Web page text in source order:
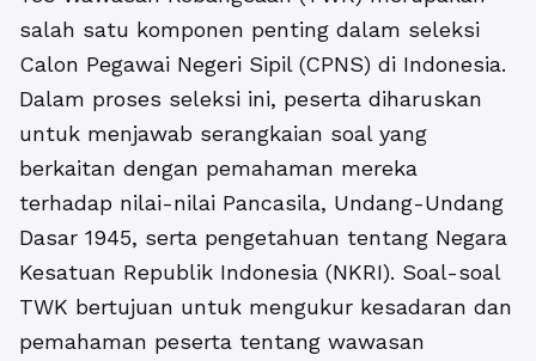
salah satu komponen penting dalam seleksi
Calon Pegawai Negeri Sipil (CPNS) di Indonesia.
Dalam proses seleksi ini, peserta diharuskan
untuk menjawab serangkaian soal yang
berkaitan dengan pemahaman mereka
terhadap nilai-nilai Pancasila, Undang-Undang
Dasar 1945, serta pengetahuan tentang Negara
Kesatuan Republik Indonesia (NKRI). Soal-soal
TWK bertujuan untuk mengukur kesadaran dan
pemahaman peserta tentang wawasan